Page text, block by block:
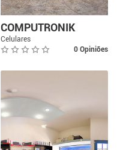
COMPUTRONIK
Celulares
0 Opiniões